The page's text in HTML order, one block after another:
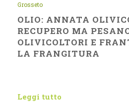
Grosseto
OLIO: ANNATA
RECUPERO MA
OLIVICOLTORI E
LA FRANGITURA
Leggi tutto